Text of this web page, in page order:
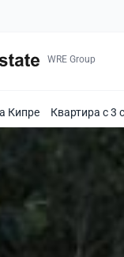
WRE Group
Кипре Квартира с 3